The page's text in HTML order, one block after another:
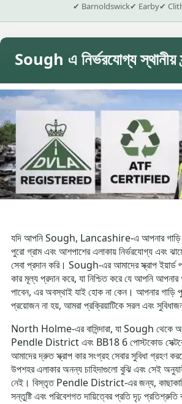
✔ Barnoldswick✔ Earby✔
Sough এ নির্ভরযোগ্য স্থানীয়
যদি আপনি Sough, Lancashire-এ আপনার গাড়ি
পুরো গ্রাম এবং আশপাশের এলাকায় নির্ভরযোগ্য এবং
সেবা প্রদান করি। Sough-এর আমাদের স্ক্রাপ ইয়ার্ড
কার মূল্য প্রদান করে, যা নিশ্চিত করে যে আপনি
পাবেন, এর অবস্থাই যাই হোক না কেন। আপনার গাড়ি
প্রয়োজন না হয়, আমরা প্রক্রিয়াটিকে সরল এবং
North Holme-এর বাসিন্দারা, যা Sough থেকে
Pendle District এবং BB18 6 পোস্টকোড
আমাদের দ্রুত স্ক্রাপ কার সংগ্রহ সেবার সুবিধা গ্রহণ
উপশহর এলাকার অনন্য চাহিদাগুলো বুঝি এবং সেই
নেই। বিস্তৃত Pendle District-এর জন্য,
সন্তুষ্টি এবং পরিবেশগত দায়িত্বের প্রতি দৃঢ় প্রতিশ্রুতি